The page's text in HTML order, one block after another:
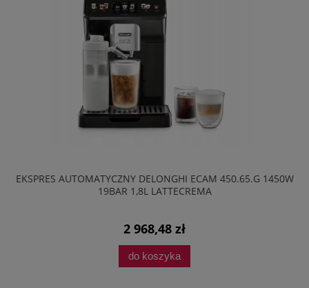
EKSPRES AUTOMATYCZNY DELONGHI ECAM 450.65.G 1450W
19BAR 1,8L LATTECREMA
2 968,48 zł
do koszyka